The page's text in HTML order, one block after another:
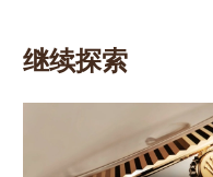
继续探索